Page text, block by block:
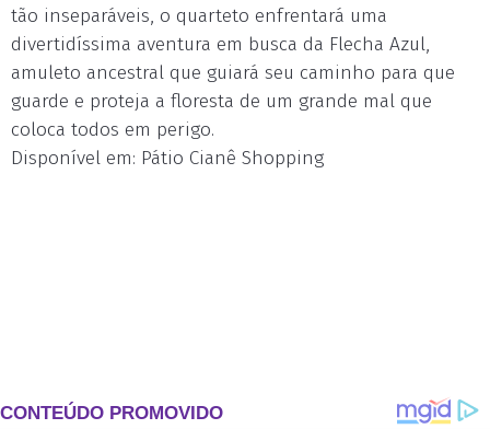
tão inseparáveis, o quarteto enfrentará uma
divertidíssima aventura em busca da Flecha Azul,
amuleto ancestral que guiará seu caminho para que
guarde e proteja a floresta de um grande mal que
coloca todos em perigo.
Disponível em: Pátio Cianê Shopping